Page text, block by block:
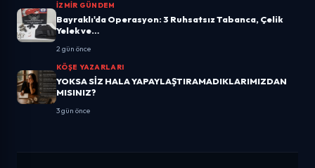
İZMIR GÜNDEM
Bayraklı'da Operasyon: 3 Ruhsatsız Tabanca, Çelik
Yelek ve…
2 gün önce
KÖŞE YAZARLARI
YOKSA SİZ HALA YAPAYLAŞTIRAMADIKLARIMIZDAN
MISINIZ?
3 gün önce